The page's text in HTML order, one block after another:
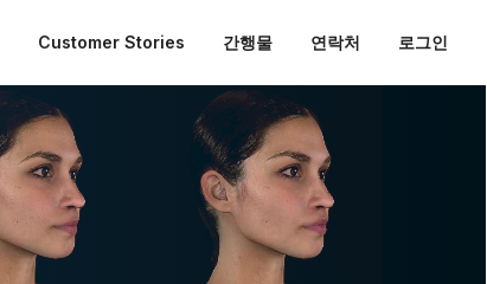
Customer Stories 간행물 연락처 로그인